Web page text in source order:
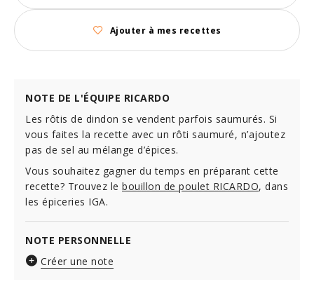
Ajouter à mes recettes
NOTE DE L'ÉQUIPE RICARDO
Les rôtis de dindon se vendent parfois saumurés. Si
vous faites la recette avec un rôti saumuré, n’ajoutez
pas de sel au mélange d’épices.
Vous souhaitez gagner du temps en préparant cette
recette? Trouvez le bouillon de poulet RICARDO, dans
les épiceries IGA.
NOTE PERSONNELLE
Créer une note